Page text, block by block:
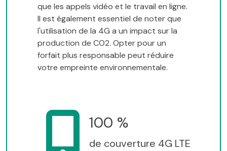
que les appels vidéo et le travail en ligne.
Il est également essentiel de noter que
l'utilisation de la 4G a un impact sur la
production de CO2. Opter pour un
forfait plus responsable peut réduire
votre empreinte environnementale.
100 %
de couverture 4G LTE